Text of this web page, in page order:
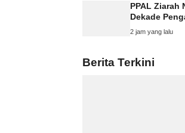
PPAL Ziarah
Dekade
2 jam yang lalu
Berita Terkini